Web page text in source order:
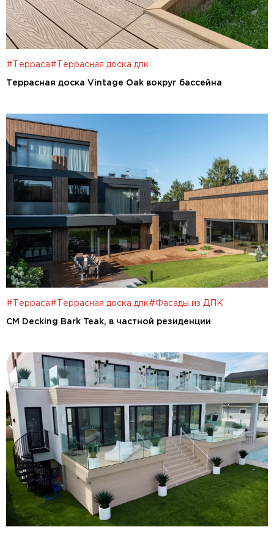
#Терраса#Террасная доска дпк
Террасная доска Vintage Oak вокруг бассейна
#Терраса#Террасная доска дпк#Фасады из ДПК
CM Decking Bark Teak, в частной резиденции